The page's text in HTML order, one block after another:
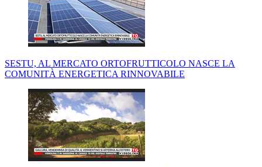
SESTU, AL MERCATO ORTOFRUTTICOLO NASCE LA
COMUNITÀ ENERGETICA RINNOVABILE